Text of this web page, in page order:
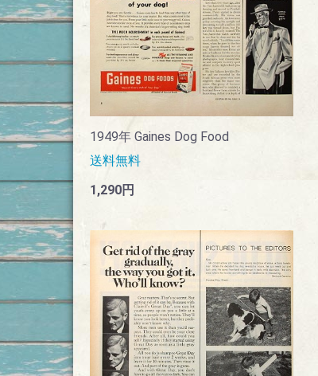
1949年 Gaines Dog Food
送料無料
1,290円